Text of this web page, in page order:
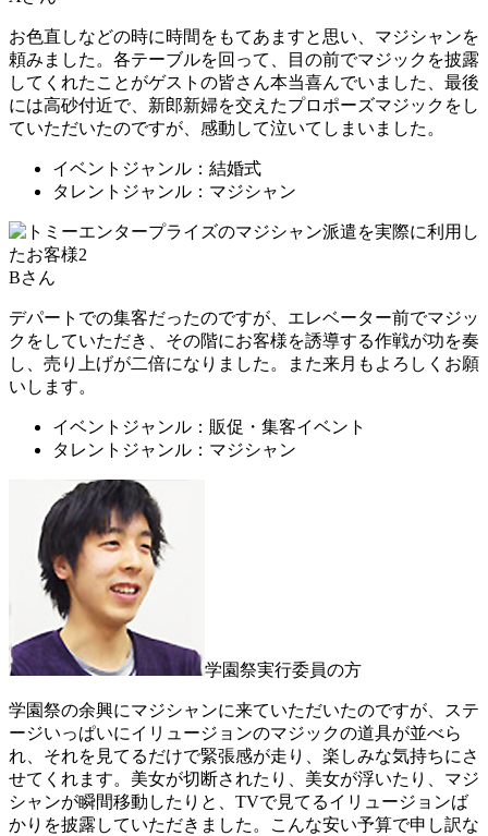
お色直しなどの時に時間をもてあますと思い、マジシャンを
頼みました。各テーブルを回って、目の前でマジックを披露
してくれたことがゲストの皆さん本当喜んでいました、最後
には高砂付近で、新郎新婦を交えたプロポーズマジックをし
ていただいたのですが、感動して泣いてしまいました。
イベントジャンル：結婚式
タレントジャンル：マジシャン
Bさん
デパートでの集客だったのですが、エレベーター前でマジッ
クをしていただき、その階にお客様を誘導する作戦が功を奏
し、売り上げが二倍になりました。また来月もよろしくお願
いします。
イベントジャンル：販促・集客イベント
タレントジャンル：マジシャン
学園祭実行委員の方
学園祭の余興にマジシャンに来ていただいたのですが、ステ
ージいっぱいにイリュージョンのマジックの道具が並べら
れ、それを見てるだけで緊張感が走り、楽しみな気持ちにさ
せてくれます。美女が切断されたり、美女が浮いたり、マジ
シャンが瞬間移動したりと、TVで見てるイリュージョンば
かりを披露していただきました。こんな安い予算で申し訳な